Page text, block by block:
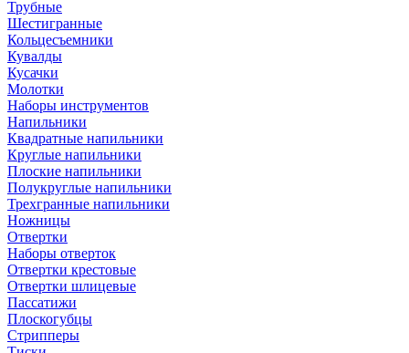
Трубные
Шестигранные
Кольцесъемники
Кувалды
Кусачки
Молотки
Наборы инструментов
Напильники
Квадратные напильники
Круглые напильники
Плоские напильники
Полукруглые напильники
Трехгранные напильники
Ножницы
Отвертки
Наборы отверток
Отвертки крестовые
Отвертки шлицевые
Пассатижи
Плоскогубцы
Стрипперы